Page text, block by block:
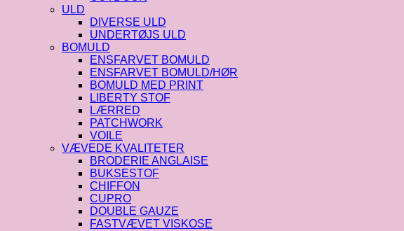
ULD
DIVERSE ULD
UNDERTØJS ULD
BOMULD
ENSFARVET BOMULD
ENSFARVET BOMULD/HØR
BOMULD MED PRINT
LIBERTY STOF
LÆRRED
PATCHWORK
VOILE
VÆVEDE KVALITETER
BRODERIE ANGLAISE
BUKSESTOF
CHIFFON
CUPRO
DOUBLE GAUZE
FASTVÆVET VISKOSE